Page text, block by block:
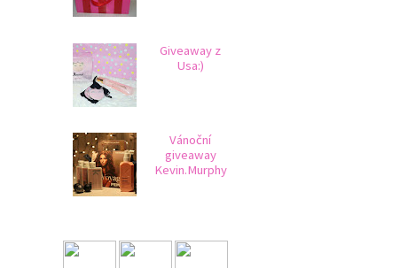
Giveaway z
Usa:)
Vánoční
giveaway
Kevin.Murphy